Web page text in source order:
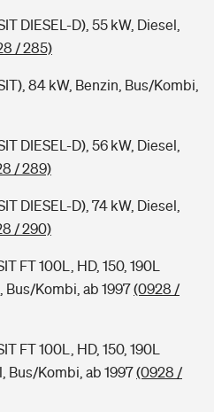
für deine Kids
DIESEL-D), 55 kW, Diesel,
/ 285)
84 kW, Benzin, Bus/Kombi,
DIESEL-D), 56 kW, Diesel,
/ 289)
DIESEL-D), 74 kW, Diesel,
/ 290)
FT 100L, HD, 150, 190L
Bus/Kombi, ab 1997(0928 /
FT 100L, HD, 150, 190L
Bus/Kombi, ab 1997(0928 /